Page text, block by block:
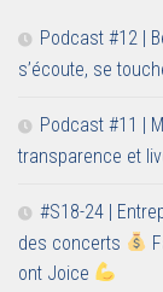
Podcast #12 |
s’écoute, se
Podcast #11 |
transparence et
#S18-24 |
des concerts
ont Joice